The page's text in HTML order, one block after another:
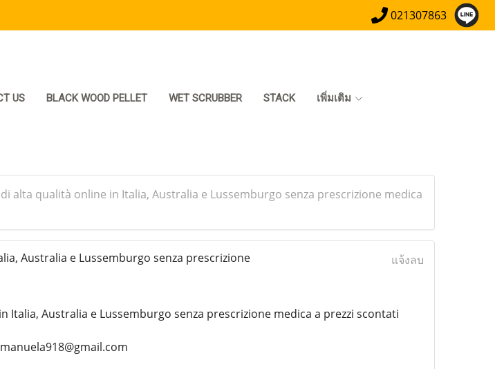
021307863
US BLACK WOOD PELLET WET SCRUBBER STACK เพิ่มเติม
di alta qualità online in Italia, Australia e Lussemburgo senza prescrizione medica
Australia e Lussemburgo senza prescrizione
แจ้งลบ
Italia, Australia e Lussemburgo senza prescrizione medica a prezzi scontati